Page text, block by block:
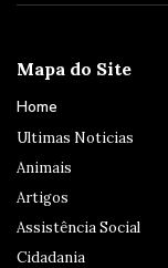
Mapa do Site
Home
Ultimas Noticias
Animais
Artigos
Assistência Social
Cidadania